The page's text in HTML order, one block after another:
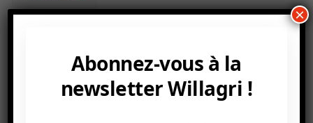
El Niño menace les récoltes africaines en 2026.
Abonnez-vous à la
newsletter Willagri !
×